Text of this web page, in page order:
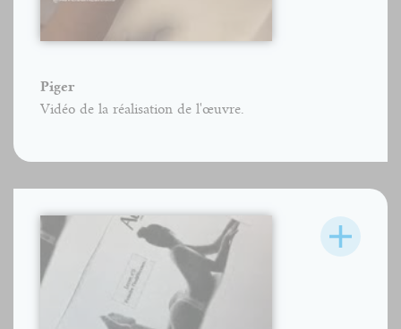
Piger
Vidéo de la réalisation de l'œuvre.